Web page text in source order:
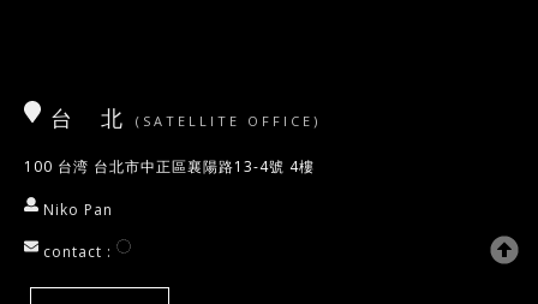
台 北 (SATELLITE OFFICE)
100 台湾 台北市中正區襄陽路13-4號 4樓
Niko Pan
contact :